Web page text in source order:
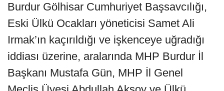
Burdur Gölhisar Cumhuriyet Başsavcılığı,
Eski Ülkü Ocakları yöneticisi Samet Ali
Irmak’ın kaçırıldığı ve işkenceye uğradığı
iddiası üzerine, aralarında MHP Burdur İl
Başkanı Mustafa Gün, MHP İl Genel